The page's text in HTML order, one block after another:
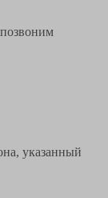
указанный